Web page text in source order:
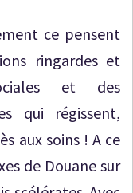
ce pensent
ringardes et
et des
qui régissent,
aux soins ! A ce
de Douane sur